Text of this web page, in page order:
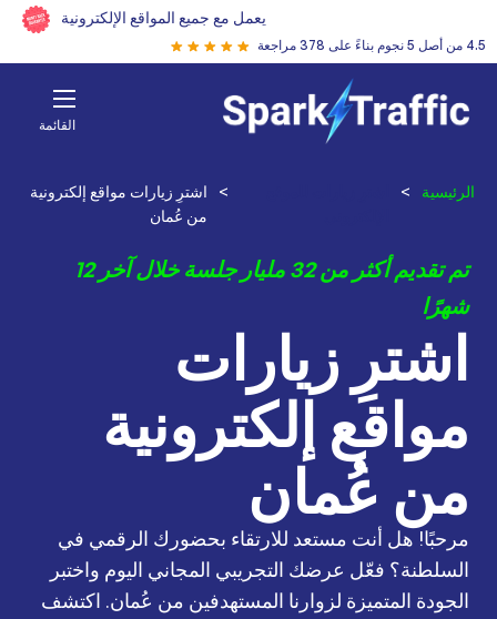
يعمل مع جميع المواقع الإلكترونية
4.5 من أصل 5 نجوم بناءً على 378 مراجعة
القائمة
الرئيسية >
>
اشترِ زيارات مواقع إلكترونية
من عُمان
تم تقديم أكثر من 32 مليار جلسة خلال آخر 12
شهرًا
اشترِ زيارات
مواقع إلكترونية
من عُمان
مرحبًا! هل أنت مستعد للارتقاء بحضورك الرقمي في
السلطنة؟ فعّل عرضك التجريبي المجاني اليوم واختبر
الجودة المتميزة لزوارنا المستهدفين من عُمان. اكتشف